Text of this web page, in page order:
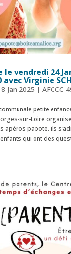
le vendredi 24
avec Virginie
Jan 2025 | AFCCC
petite
sur-Loire
apéros papote. Ils
qui ont des